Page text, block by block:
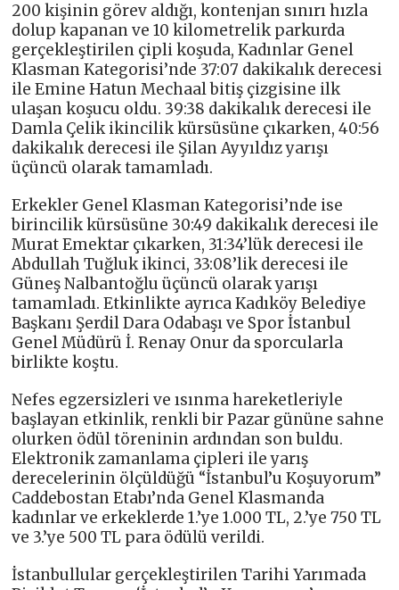
200 kişinin görev aldığı, kontenjan sınırı hızla
dolup kapanan ve 10 kilometrelik parkurda
gerçekleştirilen çipli koşuda, Kadınlar Genel
Klasman Kategorisi’nde 37:07 dakikalık derecesi
ile Emine Hatun Mechaal bitiş çizgisine ilk
ulaşan koşucu oldu. 39:38 dakikalık derecesi ile
Damla Çelik ikincilik kürsüsüne çıkarken, 40:56
dakikalık derecesi ile Şilan Ayyıldız yarışı
üçüncü olarak tamamladı.
Erkekler Genel Klasman Kategorisi’nde ise
birincilik kürsüsüne 30:49 dakikalık derecesi ile
Murat Emektar çıkarken, 31:34’lük derecesi ile
Abdullah Tuğluk ikinci, 33:08’lik derecesi ile
Güneş Nalbantoğlu üçüncü olarak yarışı
tamamladı. Etkinlikte ayrıca Kadıköy Belediye
Başkanı Şerdil Dara Odabaşı ve Spor İstanbul
Genel Müdürü İ. Renay Onur da sporcularla
birlikte koştu.
Nefes egzersizleri ve ısınma hareketleriyle
başlayan etkinlik, renkli bir Pazar gününe sahne
olurken ödül töreninin ardından son buldu.
Elektronik zamanlama çipleri ile yarış
derecelerinin ölçüldüğü “İstanbul’u Koşuyorum”
Caddebostan Etabı’nda Genel Klasmanda
kadınlar ve erkeklerde 1.’ye 1.000 TL, 2.’ye 750 TL
ve 3.’ye 500 TL para ödülü verildi.
İstanbullular gerçekleştirilen Tarihi Yarımada